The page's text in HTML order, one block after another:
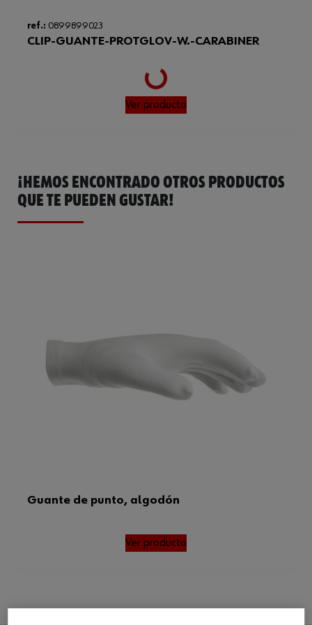
Normas
ref.: 0899899023
CLIP-GUANTE-PROTGLOV-W.-CARABINER
Loading...
Ver producto
¡HEMOS ENCONTRADO OTROS PRODUCTOS
QUE TE PUEDEN GUSTAR!
Guante de punto, algodón
Ver producto